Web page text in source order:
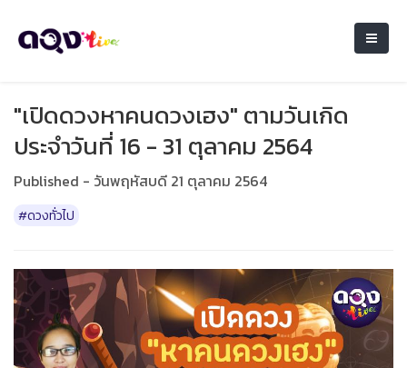
"เปิดดวงหาคนดวงเฮง" ตามวันเกิด
ประจำวันที่ 16 - 31 ตุลาคม 2564
Published - วันพฤหัสบดี 21 ตุลาคม 2564
#ดวงทั่วไป